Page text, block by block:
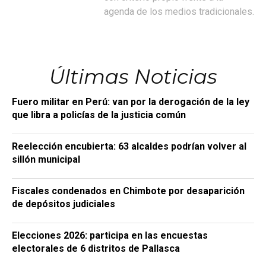
agenda de los medios tradicionales.
Últimas Noticias
Fuero militar en Perú: van por la derogación de la ley
que libra a policías de la justicia común
Reelección encubierta: 63 alcaldes podrían volver al
sillón municipal
Fiscales condenados en Chimbote por desaparición
de depósitos judiciales
Elecciones 2026: participa en las encuestas
electorales de 6 distritos de Pallasca